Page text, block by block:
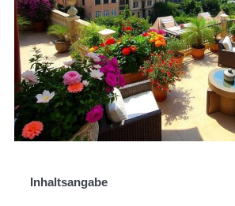
Inhaltsangabe